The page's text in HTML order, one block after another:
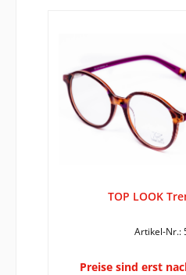
TOP LOOK
Artikel-Nr.:
Preise sind erst